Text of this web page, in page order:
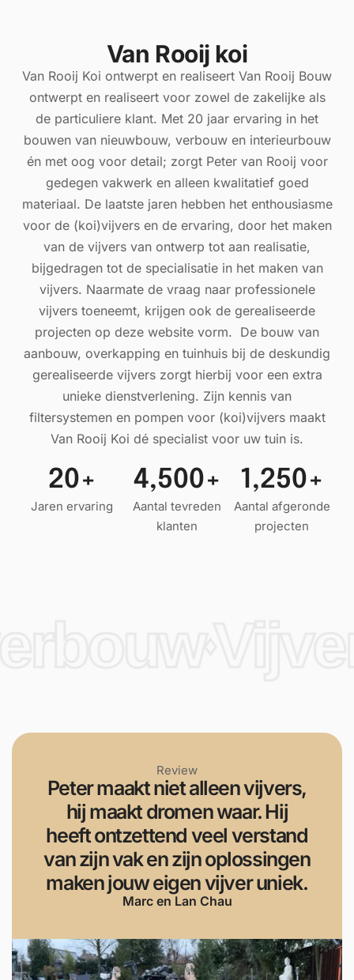
Van Rooij koi
Van Rooij Koi ontwerpt en realiseert Van Rooij Bouw
ontwerpt en realiseert voor zowel de zakelijke als
de particuliere klant. Met 20 jaar ervaring in het
bouwen van nieuwbouw, verbouw en interieurbouw
én met oog voor detail; zorgt Peter van Rooij voor
gedegen vakwerk en alleen kwalitatief goed
materiaal. De laatste jaren hebben het enthousiasme
voor de (koi)vijvers en de ervaring, door het maken
van de vijvers van ontwerp tot aan realisatie,
bijgedragen tot de specialisatie in het maken van
vijvers. Naarmate de vraag naar professionele
vijvers toeneemt, krijgen ook de gerealiseerde
projecten op deze website vorm. De bouw van
aanbouw, overkapping en tuinhuis bij de deskundig
gerealiseerde vijvers zorgt hierbij voor een extra
unieke dienstverlening. Zijn kennis van
filtersystemen en pompen voor (koi)vijvers maakt
Van Rooij Koi dé specialist voor uw tuin is.
20+
Jaren ervaring
4,500+
Aantal tevreden
klanten
1,250+
Aantal afgeronde
projecten
Review
Peter maakt niet alleen vijvers,
hij maakt dromen waar. Hij
heeft ontzettend veel verstand
van zijn vak en zijn oplossingen
maken jouw eigen vijver uniek.
Marc en Lan Chau